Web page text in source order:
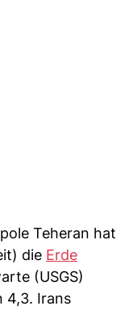
Teheran hat
die Erde
(USGS)
4,3. Irans